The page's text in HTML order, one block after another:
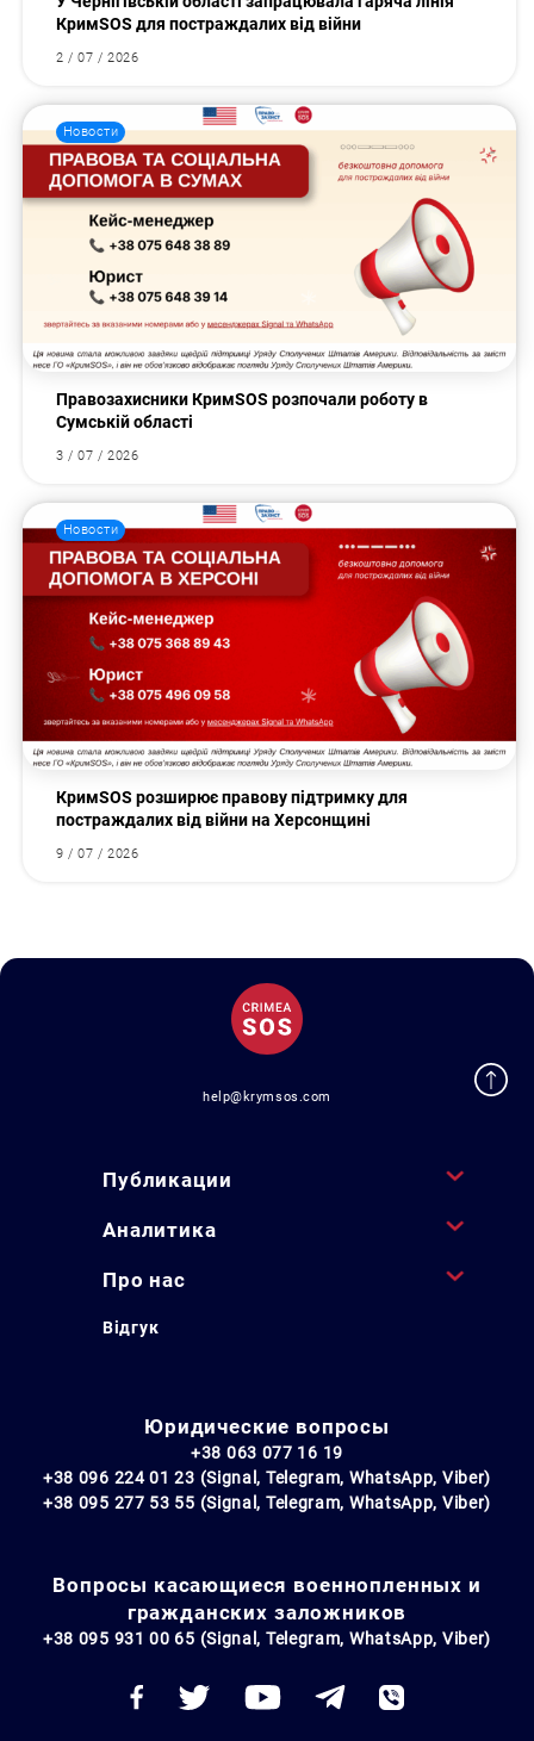
КримSOS для постраждалих від війни
2 / 07 / 2026
Новости
Правозахисники КримSOS розпочали роботу в
Сумській області
3 / 07 / 2026
Новости
КримSOS розширює правову підтримку для
постраждалих від війни на Херсонщині
9 / 07 / 2026
help@krymsos.com
Публикации
Аналитика
Про нас
Відгук
Юридические вопросы
+38 063 077 16 19
+38 096 224 01 23 (Signal, Telegram, WhatsApp, Viber)
+38 095 277 53 55 (Signal, Telegram, WhatsApp, Viber)
Вопросы касающиеся военнопленных и
гражданских заложников
+38 095 931 00 65 (Signal, Telegram, WhatsApp, Viber)